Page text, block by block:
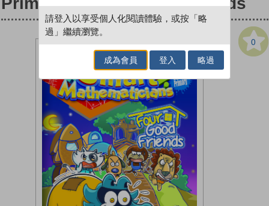
0
請登入以享受個人化閱讀體驗，或按「略
過」繼續瀏覽。
成為會員 登入 略過